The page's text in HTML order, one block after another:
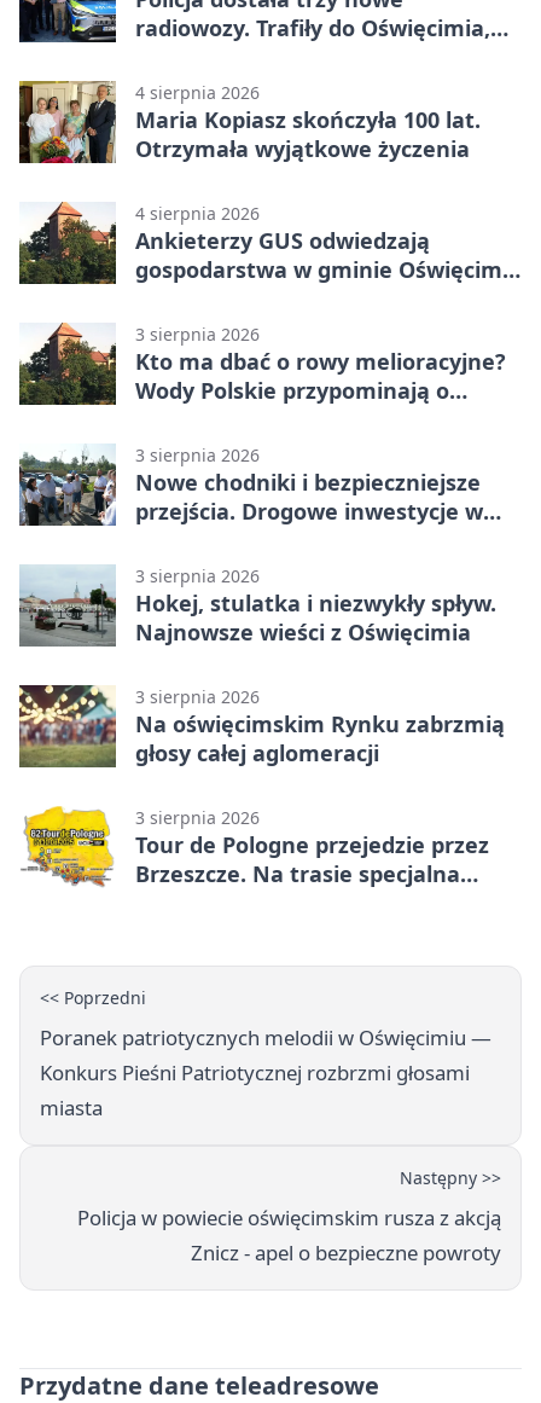
radiowozy. Trafiły do Oświęcimia,
4 sierpnia 2026
Maria Kopiasz skończyła 100 lat.
Otrzymała wyjątkowe życzenia
4 sierpnia 2026
Ankieterzy GUS odwiedzają
gospodarstwa w gminie Oświęcim.
3 sierpnia 2026
Kto ma dbać o rowy melioracyjne?
Wody Polskie przypominają o
3 sierpnia 2026
Nowe chodniki i bezpieczniejsze
przejścia. Drogowe inwestycje w
3 sierpnia 2026
Hokej, stulatka i niezwykły spływ.
Najnowsze wieści z Oświęcimia
3 sierpnia 2026
Na oświęcimskim Rynku zabrzmią
głosy całej aglomeracji
3 sierpnia 2026
Tour de Pologne przejedzie przez
Brzeszcze. Na trasie specjalna
<< Poprzedni
Poranek patriotycznych melodii w Oświęcimiu —
Konkurs Pieśni Patriotycznej rozbrzmi głosami
miasta
Następny >>
Policja w powiecie oświęcimskim rusza z akcją
Znicz - apel o bezpieczne powroty
Przydatne dane teleadresowe